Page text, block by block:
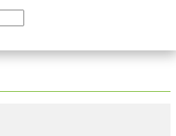
zu finden.